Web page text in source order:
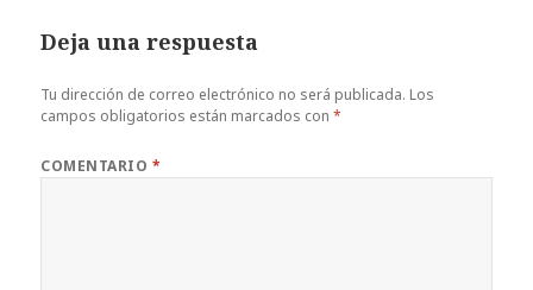
Deja una respuesta
Tu dirección de correo electrónico no será publicada. Los
campos obligatorios están marcados con*
COMENTARIO *